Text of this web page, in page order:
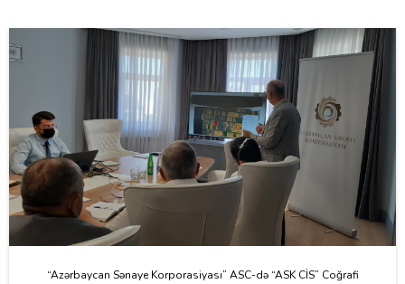
“Azərbaycan Sənaye Korporasiyası” ASC-də “ASK CİS” Coğrafi